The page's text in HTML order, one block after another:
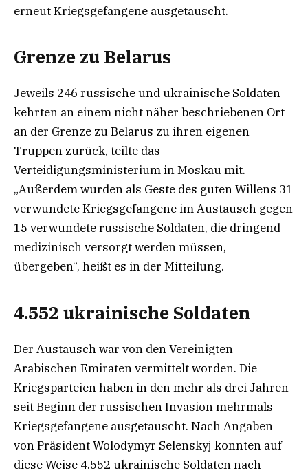
erneut Kriegsgefangene ausgetauscht.
Grenze zu Belarus
Jeweils 246 russische und ukrainische Soldaten
kehrten an einem nicht näher beschriebenen Ort
an der Grenze zu Belarus zu ihren eigenen
Truppen zurück, teilte das
Verteidigungsministerium in Moskau mit.
„Außerdem wurden als Geste des guten Willens 31
verwundete Kriegsgefangene im Austausch gegen
15 verwundete russische Soldaten, die dringend
medizinisch versorgt werden müssen,
übergeben“, heißt es in der Mitteilung.
4.552 ukrainische Soldaten
Der Austausch war von den Vereinigten
Arabischen Emiraten vermittelt worden. Die
Kriegsparteien haben in den mehr als drei Jahren
seit Beginn der russischen Invasion mehrmals
Kriegsgefangene ausgetauscht. Nach Angaben
von Präsident Wolodymyr Selenskyj konnten auf
diese Weise 4.552 ukrainische Soldaten nach